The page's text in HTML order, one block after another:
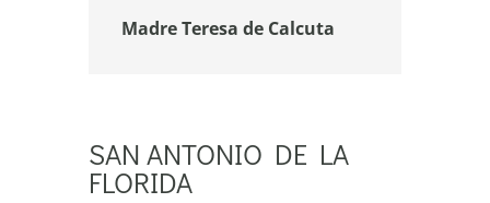
Madre Teresa de Calcuta
SAN ANTONIO DE LA
FLORIDA